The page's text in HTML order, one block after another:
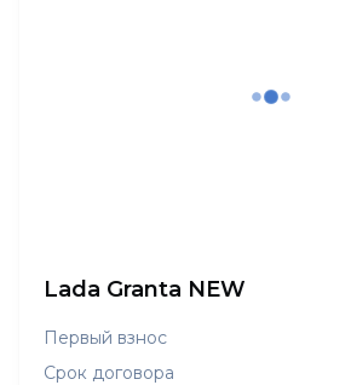
Lada Granta NEW
Первый взнос
Срок договора